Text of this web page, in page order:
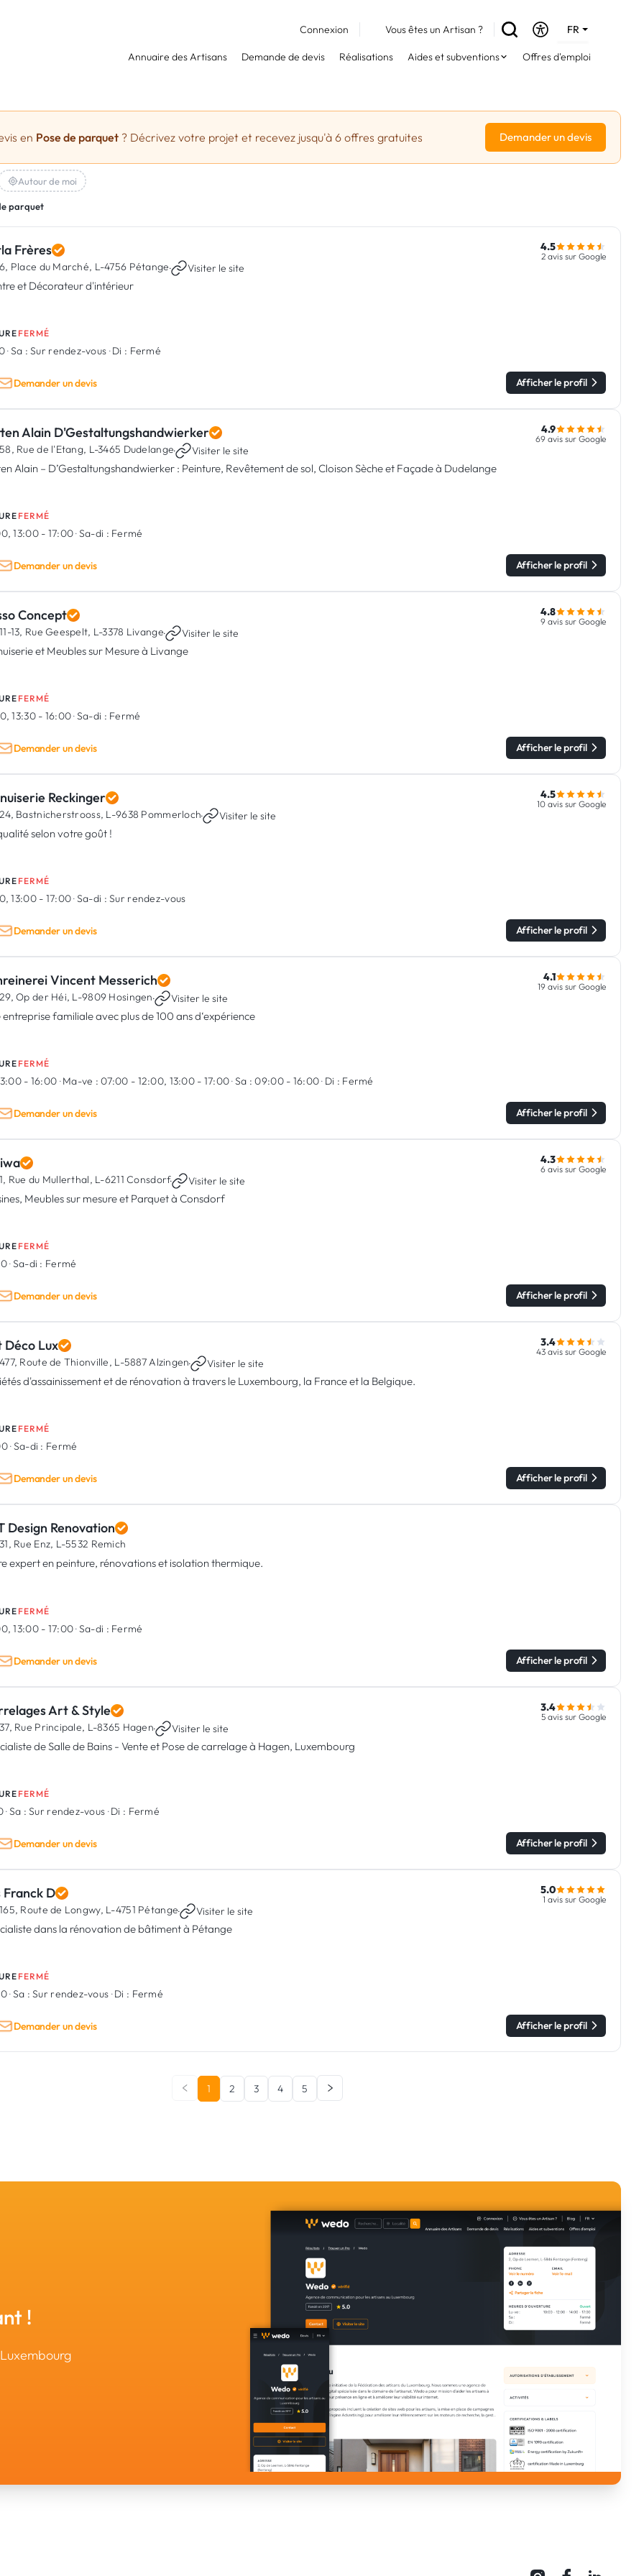
Connexion Vous êtes un Artisan ?
FR
Annuaire des Artisans Demande de devis Réalisations Aides et subventions Offres d'emploi
en Pose de parquet ? Décrivez votre projet et recevez jusqu'à 6 offres gratuites Demander un devis
Autour de moi
parquet
Frères
6, Place du Marché, L-4756 Pétange· Visiter le site
et Décorateur d'intérieur
4.5
2 avis sur Google
FERMÉ
·Sa : Sur rendez-vous ·Di : Fermé
Demander un devis Afficher le profil
Alain D'Gestaltungshandwierker
58, Rue de l'Etang, L-3465 Dudelange· Visiter le site
Alain – D’Gestaltungshandwierker : Peinture, Revêtement de sol, Cloison Sèche et Façade à Dudelange
4.9
69 avis sur Google
FERMÉ
13:00 - 17:00·Sa-di : Fermé
Demander un devis Afficher le profil
Concept
11-13, Rue Geespelt, L-3378 Livange· Visiter le site
et Meubles sur Mesure à Livange
4.8
9 avis sur Google
FERMÉ
13:30 - 16:00·Sa-di : Fermé
Demander un devis Afficher le profil
Reckinger
24, Bastnicherstrooss, L-9638 Pommerloch· Visiter le site
selon votre goût !
4.5
10 avis sur Google
FERMÉ
13:00 - 17:00·Sa-di : Sur rendez-vous
Demander un devis Afficher le profil
Vincent Messerich
29, Op der Héi, L-9809 Hosingen· Visiter le site
entreprise familiale avec plus de 100 ans d‘expérience
4.1
19 avis sur Google
FERMÉ
- 16:00 ·Ma-ve : 07:00 - 12:00, 13:00 - 17:00·Sa : 09:00 - 16:00· Di : Fermé
Demander un devis Afficher le profil
1, Rue du Mullerthal, L-6211 Consdorf· Visiter le site
Meubles sur mesure et Parquet à Consdorf
4.3
6 avis sur Google
FERMÉ
·Sa-di : Fermé
Demander un devis Afficher le profil
Lux
477, Route de Thionville, L-5887 Alzingen· Visiter le site
d'assainissement et de rénovation à travers le Luxembourg, la France et la Belgique.
3.4
43 avis sur Google
FERMÉ
·Sa-di : Fermé
Demander un devis Afficher le profil
Design Renovation
31, Rue Enz, L-5532 Remich
expert en peinture, rénovations et isolation thermique.
FERMÉ
13:00 - 17:00·Sa-di : Fermé
Demander un devis Afficher le profil
Art & Style
37, Rue Principale, L-8365 Hagen· Visiter le site
de Salle de Bains - Vente et Pose de carrelage à Hagen, Luxembourg
3.4
5 avis sur Google
FERMÉ
·Sa : Sur rendez-vous ·Di : Fermé
Demander un devis Afficher le profil
Franck D
165, Route de Longwy, L-4751 Pétange· Visiter le site
dans la rénovation de bâtiment à Pétange
5.0
1 avis sur Google
FERMÉ
·Sa : Sur rendez-vous ·Di : Fermé
Demander un devis Afficher le profil
1 2 3 4 5
!